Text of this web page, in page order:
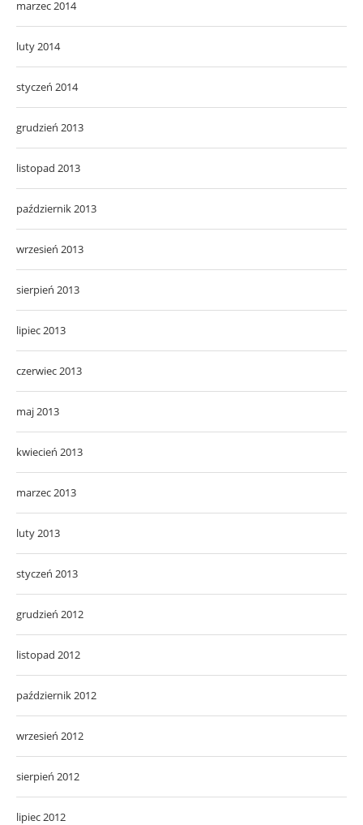
marzec 2014
luty 2014
styczeń 2014
grudzień 2013
listopad 2013
październik 2013
wrzesień 2013
sierpień 2013
lipiec 2013
czerwiec 2013
maj 2013
kwiecień 2013
marzec 2013
luty 2013
styczeń 2013
grudzień 2012
listopad 2012
październik 2012
wrzesień 2012
sierpień 2012
lipiec 2012